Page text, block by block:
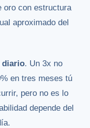
oro con estructura
aproximado del
diario. Un 3x no
en tres meses tú
pero no es lo
depende del